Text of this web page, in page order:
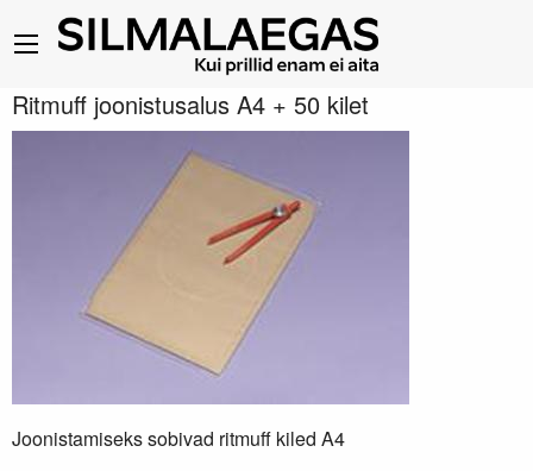
Ritmuff joonistusalus A4 + 50 kilet
Joonistamiseks sobivad ritmuff kiled A4